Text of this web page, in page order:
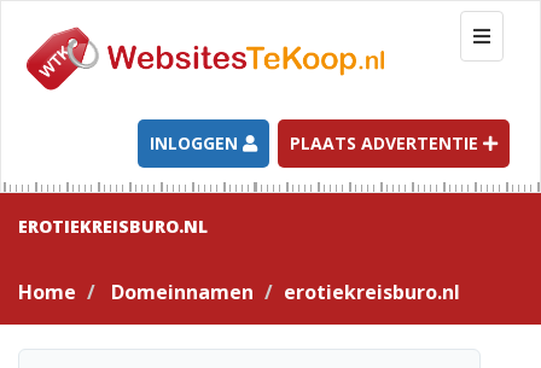
T
o
g
l
e
n
a
t
INLOGGEN PLAATS ADVERTENTIE
EROTIEKREISBURO.NL
Home Domeinnamen erotiekreisburo.nl